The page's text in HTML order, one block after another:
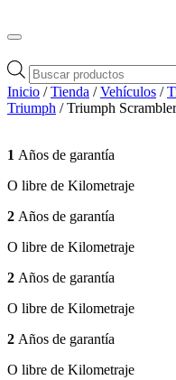
Búsqueda
de
productos
Inicio /Tienda /Vehículos /
Triumph / Triumph
1 Años de garantía
O libre de Kilometraje
2 Años de garantía
O libre de Kilometraje
2 Años de garantía
O libre de Kilometraje
2 Años de garantía
O libre de Kilometraje